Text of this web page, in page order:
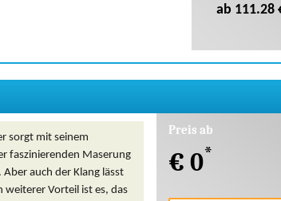
ab 111.28
sorgt mit seinem
faszinierenden Maserung
auch der Klang lässt
weiterer Vorteil ist es, das
Preis ab
€ 0*